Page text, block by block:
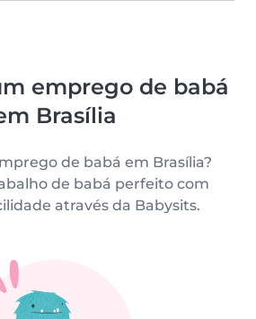
emprego de babá
Brasília
de babá em Brasília?
de babá perfeito com
através da Babysits.